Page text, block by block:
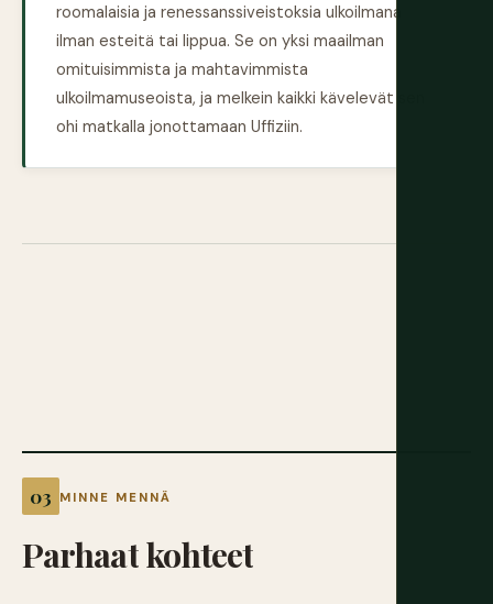
roomalaisia ja renessanssiveistoksia ulkoilmana
ilman esteitä tai lippua. Se on yksi maailman
omituisimmista ja mahtavimmista
ulkoilmamuseoista, ja melkein kaikki kävelevät sen
ohi matkalla jonottamaan Uffiziin.
MINNE MENNÄ
Parhaatkohteet